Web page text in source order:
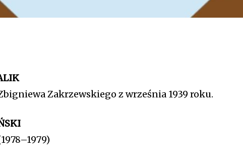
Zakrzewskiego z września 1939 roku.